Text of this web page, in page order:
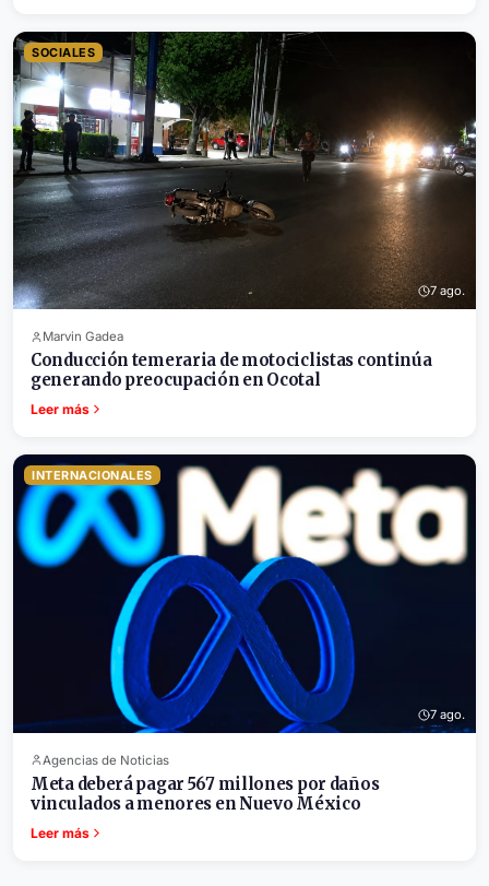
SOCIALES
7 ago.
Marvin Gadea
Conducción temeraria de motociclistas continúa
generando preocupación en Ocotal
Leer más
INTERNACIONALES
7 ago.
Agencias de Noticias
Meta deberá pagar 567 millones por daños
vinculados a menores en Nuevo México
Leer más